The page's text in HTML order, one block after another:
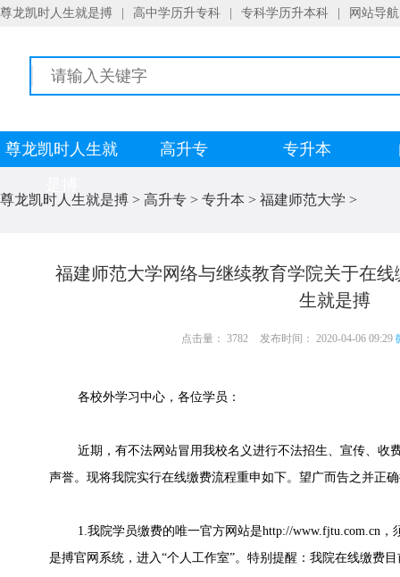
尊龙凯时人生就是搏 高中学历升专科 专科学历升本科 网站导航
尊龙凯时人生就
高升专 专升本
尊龙凯时人生就是搏 > 高升专 > 专升本 > 福建师范大学 >
福建师范大学网络与继续教育学院关于在
生就是搏
点击量： 3782 发布时间： 2020-04-06 09:29
各校外学习中心，各位学员：
近期，有不法网站冒用我校名义进行不法招生、宣传、收
声誉。现将我院实行在线缴费流程重申如下。望广而告之并正
1.我院学员缴费的唯一官方网站是http://www.fjtu.com.cn，
是搏官网系统，进入“个人工作室”。特别提醒：我院在线缴费